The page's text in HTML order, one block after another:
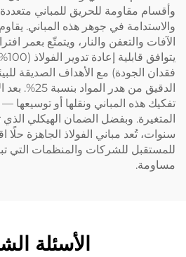
وأقسام مقاومة للحريق للمباني
والاستدامة في جوهر هذه المباني.
فقدان الجودة) مع الأهداف الصديقة
الدقيق من هدر
تفكيك هذه المباني ونقلها أو توسيعها
سنوات، تُعد مباني الفولاذ الجاهزة حلًا
للمستقبل للشركات والمنظمات التي
مساومة.
الأسئلة